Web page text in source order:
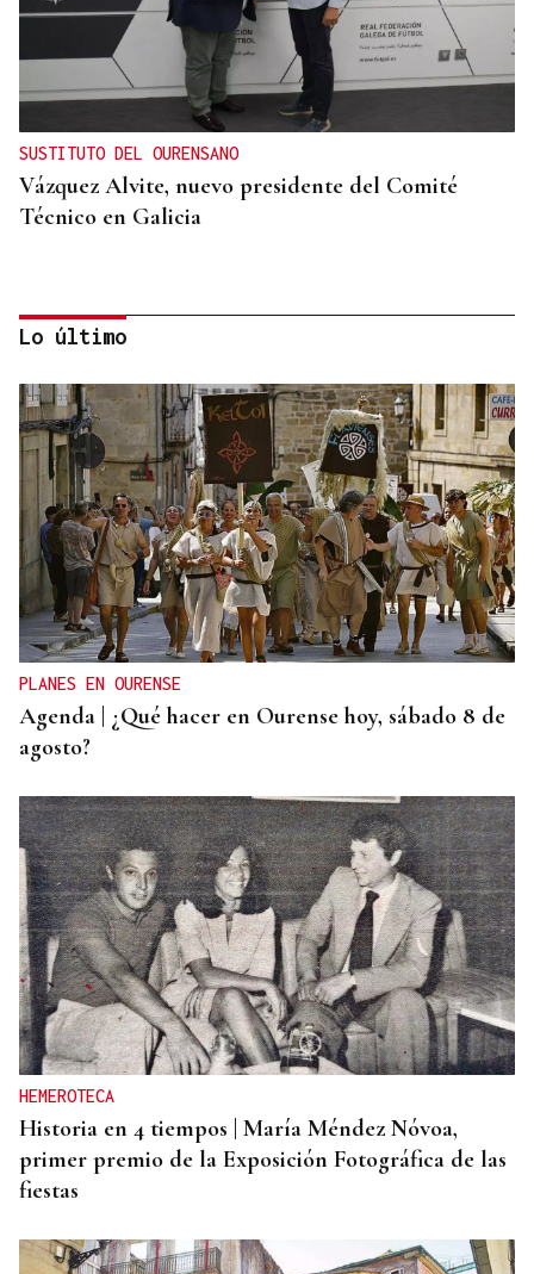
SUSTITUTO DEL OURENSANO
Vázquez Alvite, nuevo presidente del Comité
Técnico en Galicia
DALLAS MAVERICKS
Santi Aldama, jugador de la NBA, visita Ourense
Lo último
PLANES EN OURENSE
Agenda | ¿Qué hacer en Ourense hoy, sábado 8 de
agosto?
HEMEROTECA
Historia en 4 tiempos | María Méndez Nóvoa,
primer premio de la Exposición Fotográfica de las
fiestas